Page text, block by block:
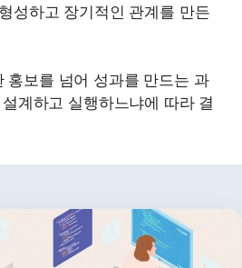
성하고 장기적인 관계를 만든
홍보를 넘어 성과를 만드는 과
계하고 실행하느냐에 따라 결